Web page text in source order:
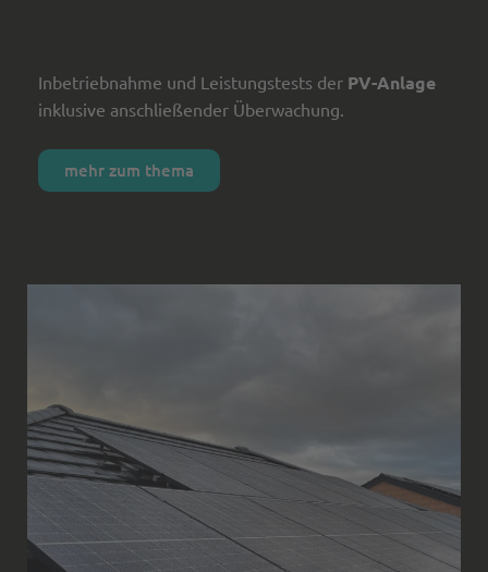
Inbetriebnahme und Leistungstests der PV-Anlage
inklusive anschließender Überwachung.
mehr zum thema